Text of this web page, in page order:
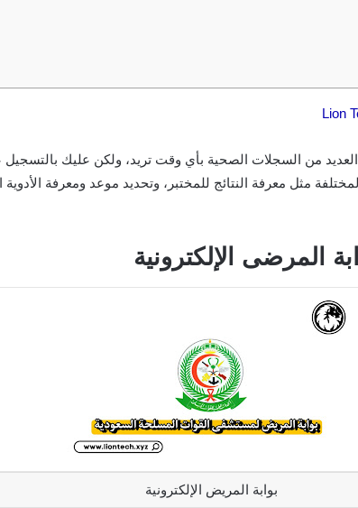
Lion
من السجلات الصحية بأي وقت تريد، ولكن عليك
مثل معرفة النتائج للمختبر، وتحديد موعد ومعرفة الأدوية
المرضى الإلكترونية
بوابة المريض الإلكترونية